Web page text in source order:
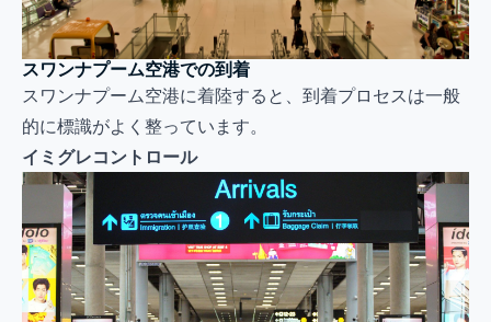
スワンナプーム空港での到着
スワンナプーム空港に着陸すると、到着プロセスは一般
的に標識がよく整っています。
イミグレコントロール